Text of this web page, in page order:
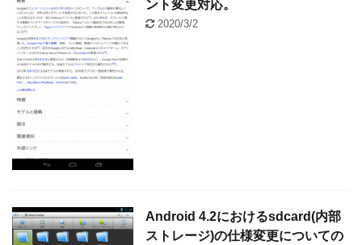
ント変更対応。
2020/3/2
Android 4.2におけるsdcard(内部
ストレージ)の仕様変更についての